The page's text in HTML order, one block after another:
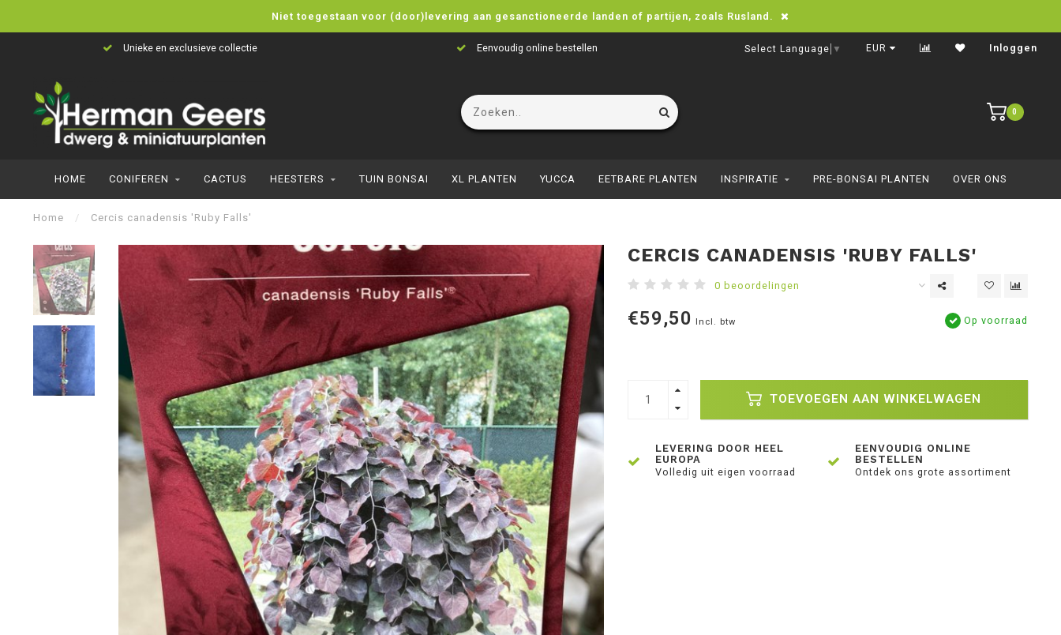
Niet toegestaan voor (door)levering aan gesanctioneerde landen of partijen, zoals Rusland.
Unieke en exclusieve collectie Eenvoudig online bestellen Snelle levering in heel Europa
Select Language ▼ EUR Inloggen
0
HOME CONIFEREN CACTUS HEESTERS TUIN BONSAI XL PLANTEN YUCCA EETBARE PLANTEN INSPIRATIE PRE-BONSAI PLANTEN OVER ONS
Home / Cercis canadensis 'Ruby Falls'
CERCIS CANADENSIS 'RUBY FALLS'
0 beoordelingen
€59,50 Incl. btw Op voorraad
TOEVOEGEN AAN WINKELWAGEN
LEVERING DOOR HEEL
EUROPA
Volledig uit eigen voorraad
EENVOUDIG ONLINE
BESTELLEN
Ontdek ons grote assortiment